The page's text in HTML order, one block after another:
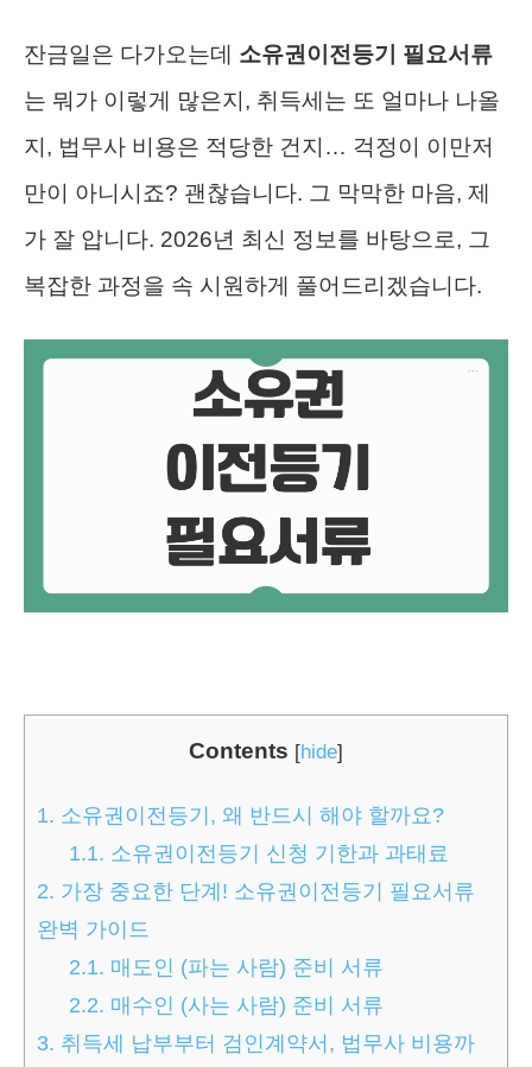
잔금일은 다가오는데 소유권이전등기 필요서류
는 뭐가 이렇게 많은지, 취득세는 또 얼마나 나올
지, 법무사 비용은 적당한 건지… 걱정이 이만저
만이 아니시죠? 괜찮습니다. 그 막막한 마음, 제
가 잘 압니다. 2026년 최신 정보를 바탕으로, 그
복잡한 과정을 속 시원하게 풀어드리겠습니다.
Contents [hide]
1. 소유권이전등기, 왜 반드시 해야 할까요?
1.1. 소유권이전등기 신청 기한과 과태료
2. 가장 중요한 단계! 소유권이전등기 필요서류
완벽 가이드
2.1. 매도인 (파는 사람) 준비 서류
2.2. 매수인 (사는 사람) 준비 서류
3. 취득세 납부부터 검인계약서, 법무사 비용까